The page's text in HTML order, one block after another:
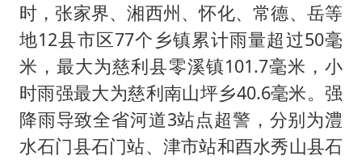
总书记关心百姓身边这些民生大事
时，张家界、湘西州、怀化、常德、岳等
地12县市区77个乡镇累计雨量超过50毫
米，最大为慈利县零溪镇101.7毫米，小
时雨强最大为慈利南山坪乡40.6毫米。强
降雨导致全省河道3站点超警，分别为澧
水石门县石门站、津市站和酉水秀山县石